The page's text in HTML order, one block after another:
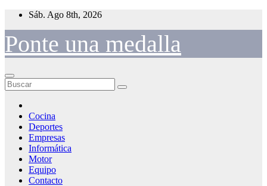
Saltar
contenido
Sáb. Ago 8th, 2026
Ponte una medalla
Cocina
Deportes
Empresas
Informática
Motor
Equipo
Contacto